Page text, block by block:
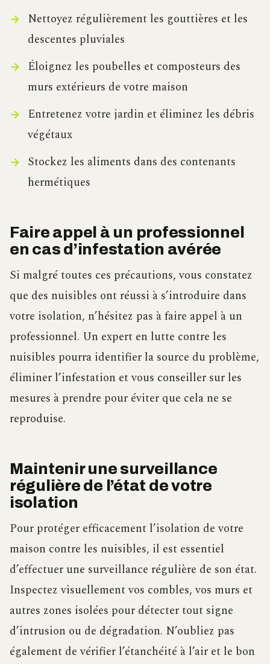
Nettoyez régulièrement les gouttières et les
descentes pluviales
Éloignez les poubelles et composteurs des
murs extérieurs de votre maison
Entretenez votre jardin et éliminez les débris
végétaux
Stockez les aliments dans des contenants
hermétiques
Faire appel à un professionnel
en cas d’infestation avérée
Si malgré toutes ces précautions, vous constatez
que des nuisibles ont réussi à s’introduire dans
votre isolation, n’hésitez pas à faire appel à un
professionnel. Un expert en lutte contre les
nuisibles pourra identifier la source du problème,
éliminer l’infestation et vous conseiller sur les
mesures à prendre pour éviter que cela ne se
reproduise.
Maintenir une surveillance
régulière de l’état de votre
isolation
Pour protéger efficacement l’isolation de votre
maison contre les nuisibles, il est essentiel
d’effectuer une surveillance régulière de son état.
Inspectez visuellement vos combles, vos murs et
autres zones isolées pour détecter tout signe
d’intrusion ou de dégradation. N’oubliez pas
également de vérifier l’étanchéité à l’air et le bon